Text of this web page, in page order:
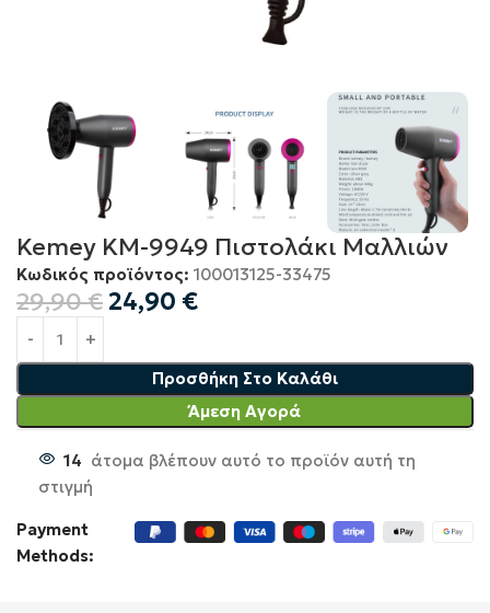
Kemey KM-9949 Πιστολάκι Μαλλιών
Κωδικός προϊόντος: 100013125-33475
29,90€ 24,90 €
Προσθήκη Στο Καλάθι
Άμεση Αγορά
14 άτομα βλέπουν αυτό το προϊόν αυτή τη
στιγμή
Payment
Methods: